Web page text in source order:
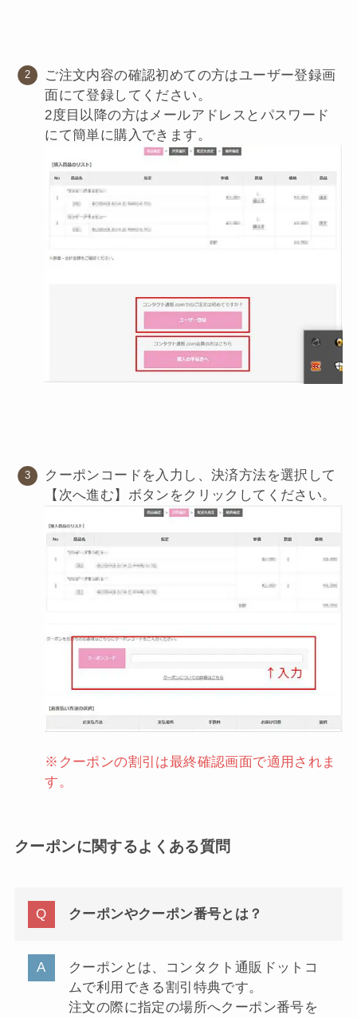
ご注文内容の確認初めての方はユーザー登録画
面にて登録してください。
2度目以降の方はメールアドレスとパスワード
にて簡単に購入できます。
クーポンコードを入力し、決済方法を選択して
【次へ進む】ボタンをクリックしてください。
※クーポンの割引は最終確認画面で適用されま
す。
クーポンに関するよくある質問
クーポンやクーポン番号とは？
クーポンとは、コンタクト通販ドットコ
ムで利用できる割引特典です。
注文の際に指定の場所へクーポン番号を